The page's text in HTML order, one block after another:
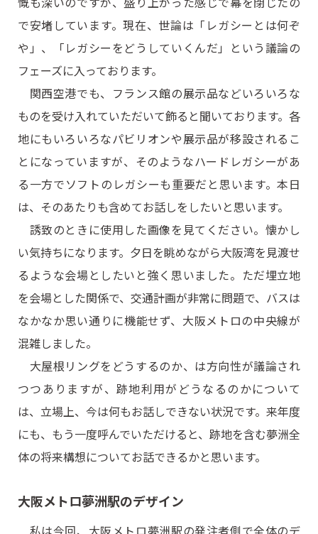
で安堵しています。現在、世論は「レガシーとは何ぞ
や」、「レガシーをどうしていくんだ」という議論の
フェーズに入っております。
関西空港でも、フランス館の展示品などいろいろな
ものを受け入れていただいて飾ると聞いております。各
地にもいろいろなパビリオンや展示品が移設されるこ
とになっていますが、そのようなハードレガシーがあ
る一方でソフトのレガシーも重要だと思います。本日
は、そのあたりも含めてお話しをしたいと思います。
誘致のときに使用した画像を見てください。懐かし
い気持ちになります。夕日を眺めながら大阪湾を見渡せ
るような会場としたいと強く思いました。ただ埋立地
を会場とした関係で、交通計画が非常に問題で、バスは
なかなか思い通りに機能せず、大阪メトロの中央線が
混雑しました。
大屋根リングをどうするのか、は方向性が議論され
つつありますが、跡地利用がどうなるのかについて
は、立場上、今は何もお話しできない状況です。来年度
にも、もう一度呼んでいただけると、跡地を含む夢洲全
体の将来構想についてお話できるかと思います。
大阪メトロ夢洲駅のデザイン
私は今回、大阪メトロ夢洲駅の発注者側で全体のデ